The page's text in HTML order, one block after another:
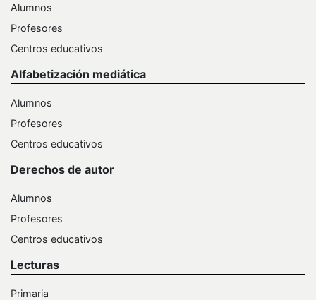
Alumnos
Profesores
Centros educativos
Alfabetización mediática
Alumnos
Profesores
Centros educativos
Derechos de autor
Alumnos
Profesores
Centros educativos
Lecturas
Primaria